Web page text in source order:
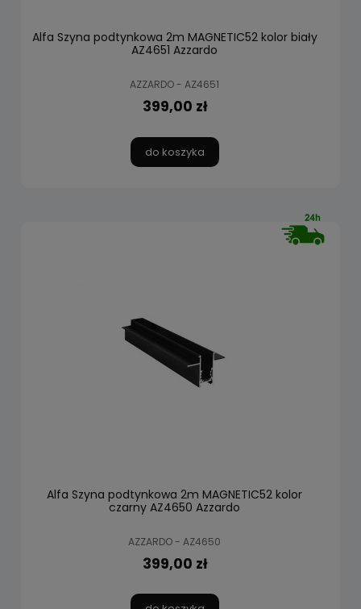
Alfa Szyna podtynkowa 2m MAGNETIC52 kolor biały
AZ4651 Azzardo
AZZARDO - AZ4651
399,00 zł
do koszyka
Alfa Szyna podtynkowa 2m MAGNETIC52 kolor
czarny AZ4650 Azzardo
AZZARDO - AZ4650
399,00 zł